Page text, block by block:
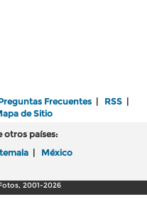
Frecuentes | RSS |
de Sitio
otros países:
| México
2001-2026